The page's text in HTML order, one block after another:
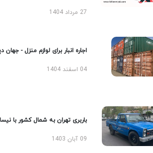
27 مرداد 1404
اجاره انبار برای لوازم منزل - جهان دپو
04 اسفند 1404
باربری تهران به شمال کشور با نیسان
09 آبان 1403